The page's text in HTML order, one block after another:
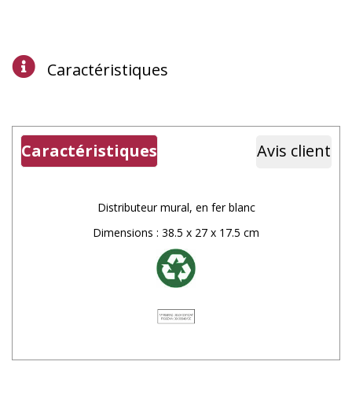
Caractéristiques
Caractéristiques Avis client
Distributeur mural, en fer blanc
Dimensions : 38.5 x 27 x 17.5 cm